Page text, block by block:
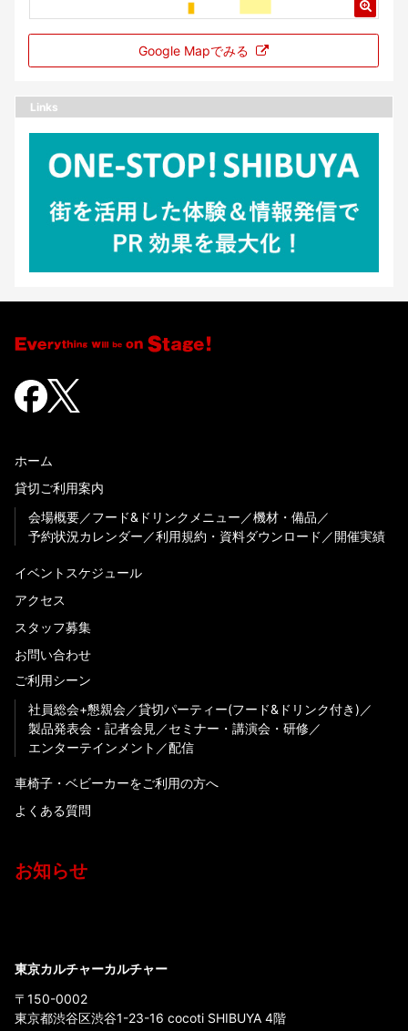
Google Mapでみる
Links
ホーム
貸切ご利用案内
会場概要
フード&ドリンクメニュー
機材・備品
予約状況カレンダー
利用規約・資料ダウンロード 開催実績
イベントスケジュール
アクセス
スタッフ募集
お問い合わせ
ご利用シーン
社員総会+懇親会
貸切パーティー(フード&ドリンク付き)
製品発表会・記者会見
セミナー・講演会・研修
エンターテインメント
配信
車椅子・ベビーカーをご利用の方へ
よくある質問
お知らせ
東京カルチャーカルチャー
〒150-0002
東京都渋谷区渋谷1-23-16 cocoti SHIBUYA 4階